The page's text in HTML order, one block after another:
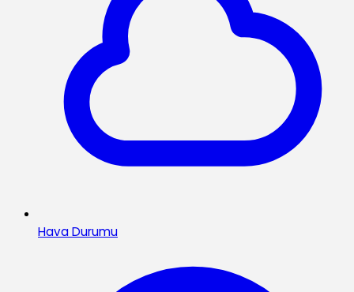
Hava Durumu